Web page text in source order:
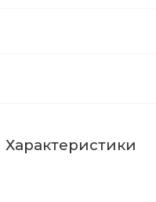
Характеристики